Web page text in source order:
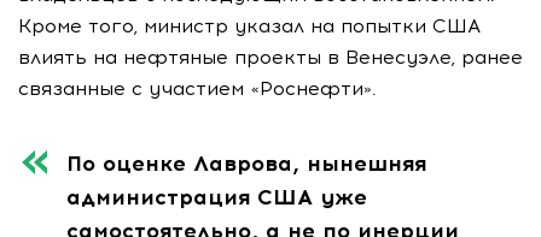
Кроме того, министр указал на попытки США
влиять на нефтяные проекты в Венесуэле, ранее
связанные с участием «Роснефти».
По оценке Лаврова, нынешняя
администрация США уже
самостоятельно, а не по инерции